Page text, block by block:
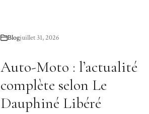
Blogjuillet 31, 2026
Auto-Moto : l’actualité
complète selon Le
Dauphiné Libéré